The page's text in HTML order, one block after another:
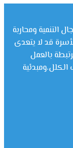
التنمية ومحاربة
قد لا يتعدى
بالعمل